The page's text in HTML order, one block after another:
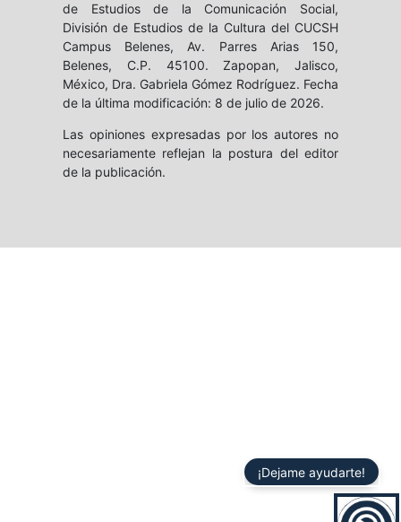
de Estudios de la Comunicación Social,
División de Estudios de la Cultura del CUCSH
Campus Belenes, Av. Parres Arias 150,
Belenes, C.P. 45100. Zapopan, Jalisco,
México, Dra. Gabriela Gómez Rodríguez. Fecha
de la última modificación: 8 de julio de 2026.
Las opiniones expresadas por los autores no
necesariamente reflejan la postura del editor
de la publicación.
¡Dejame ayudarte!